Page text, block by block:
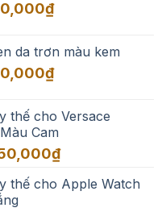
đến
₫Khoảng
550,000₫
đến
da trơn màu kem
₫Khoảng
550,000₫
đến
3,500,000₫
thế cho Versace
Cam
₫Khoảng
từ
thế cho Apple Watch